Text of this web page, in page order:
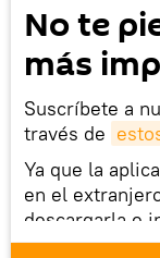
No te
más
Suscríbete a
través de
Ya que la
en el
descargarla e
móvil (¡solo